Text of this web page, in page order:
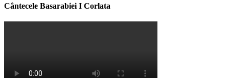
Cântecele Basarabiei I Corlata